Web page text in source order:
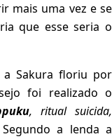
mais uma vez e se
que esse seria o
a Sakura floriu por
foi realizado o
, ritual suicida,
a lenda a